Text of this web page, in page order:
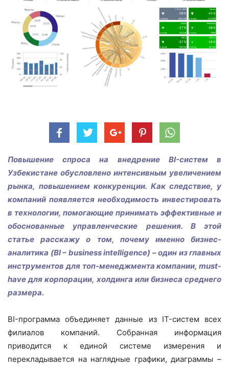
Повышение спроса на внедрение BI-систем в
Узбекистане обусловлено интенсивным увеличением
рынка, повышением конкуренции. Как следствие, у
компаний появляется необходимость инвестировать
в технологии, помогающие принимать эффективные и
обоснованные управленческие решения. В этой
статье расскажу о том, почему именно бизнес-
аналитика (BI – business intelligence) – один из главных
инструментов для топ-менеджмента компании, must-
have для корпорации, холдинга или бизнеса среднего
размера.
BI-программа объединяет данные из IT-систем всех
филиалов компаний. Собранная информация
приводится к единой системе измерения и
перекладывается на наглядные графики, диаграммы –